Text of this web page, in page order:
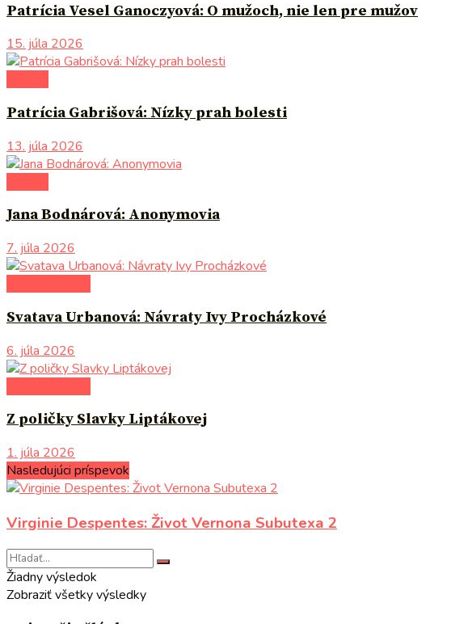
Patrícia Vesel Ganoczyová: O mužoch, nie len pre mužov
15. júla 2026
Patrícia Gabrišová: Nízky prah bolesti
13. júla 2026
Jana Bodnárová: Anonymovia
7. júla 2026
Svatava Urbanová: Návraty Ivy Procházkové
6. júla 2026
Z poličky Slavky Liptákovej
1. júla 2026
Nasledujúci príspevok
Virginie Despentes: Život Vernona Subutexa 2
Žiadny výsledok
Zobraziť všetky výsledky